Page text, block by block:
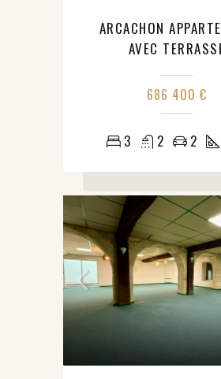
ARCACHON
AVEC
686 400 €
3 2 2